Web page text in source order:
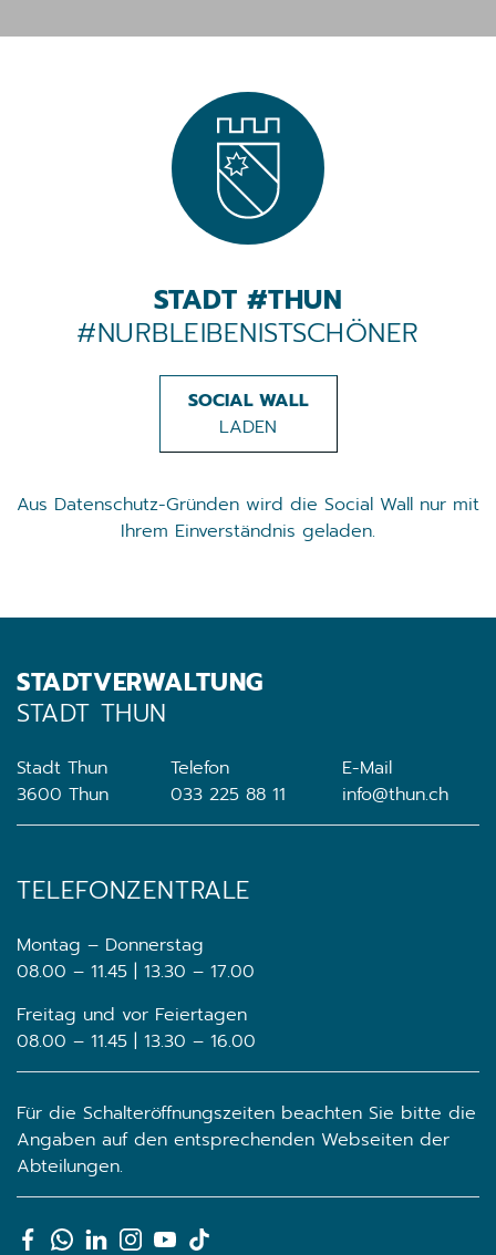
STADT #THUN
#NURBLEIBENISTSCHÖNER
SOCIAL WALL
LADEN
Aus Datenschutz-Gründen wird die Social Wall nur mit
Ihrem Einverständnis geladen.
STADTVERWALTUNG
STADT THUN
Stadt Thun
3600 Thun
Telefon
033 225 88 11
E-Mail
info@thun.ch
TELEFONZENTRALE
Montag – Donnerstag
08.00 – 11.45 | 13.30 – 17.00
Freitag und vor Feiertagen
08.00 – 11.45 | 13.30 – 16.00
Für die Schalteröffnungszeiten beachten Sie bitte die
Angaben auf den entsprechenden Webseiten der
Abteilungen.